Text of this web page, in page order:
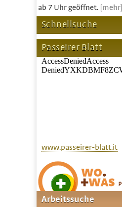
ab 7 Uhr geöffnet. [mehr]
Schnellsuche
Passeirer Blatt
www.passeirer-blatt.it